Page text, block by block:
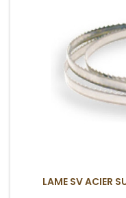
LAME SV ACIER